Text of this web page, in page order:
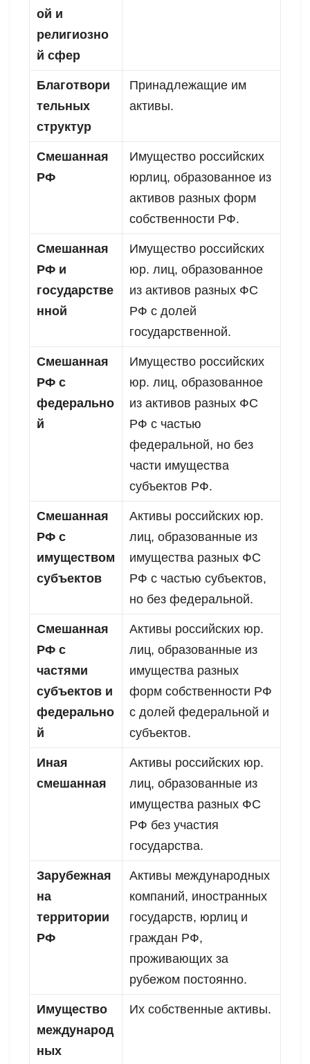
ой и
религиозно
й сфер
Благотвори
тельных
структур
Принадлежащие им
активы.
Смешанная
РФ
Имущество российских
юрлиц, образованное из
активов разных форм
собственности РФ.
Смешанная
РФ и
государстве
нной
Имущество российских
юр. лиц, образованное
из активов разных ФС
РФ с долей
государственной.
Смешанная
РФ с
федерально
й
Имущество российских
юр. лиц, образованное
из активов разных ФС
РФ с частью
федеральной, но без
части имущества
субъектов РФ.
Смешанная
РФ с
имуществом
субъектов
Активы российских юр.
лиц, образованные из
имущества разных ФС
РФ с частью субъектов,
но без федеральной.
Смешанная
РФ с
частями
субъектов и
федерально
й
Активы российских юр.
лиц, образованные из
имущества разных
форм собственности РФ
с долей федеральной и
субъектов.
Иная
смешанная
Активы российских юр.
лиц, образованные из
имущества разных ФС
РФ без участия
государства.
Зарубежная
на
территории
РФ
Активы международных
компаний, иностранных
государств, юрлиц и
граждан РФ,
проживающих за
рубежом постоянно.
Имущество
международ
ных
Их собственные активы.